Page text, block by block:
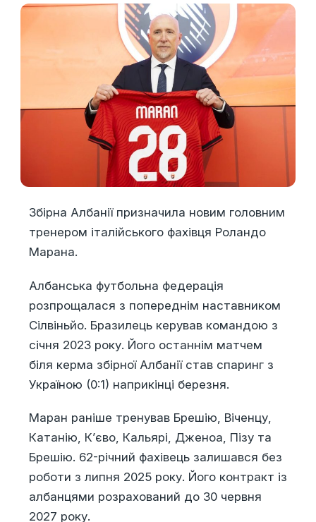
Збірна Албанії призначила новим головним
тренером італійського фахівця Роландо
Марана.
Албанська футбольна федерація
розпрощалася з попереднім наставником
Сілвіньйо. Бразилець керував командою з
січня 2023 року. Його останнім матчем
біля керма збірної Албанії став спаринг з
Україною (0:1) наприкінці березня.
Маран раніше тренував Брешію, Віченцу,
Катанію, К’єво, Кальярі, Дженоа, Пізу та
Брешію. 62-річний фахівець залишався без
роботи з липня 2025 року. Його контракт із
албанцями розрахований до 30 червня
2027 року.